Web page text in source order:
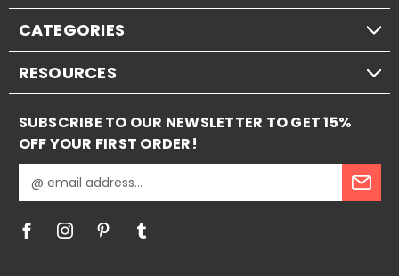
CATEGORIES
RESOURCES
SUBSCRIBE TO OUR NEWSLETTER TO GET 15%
OFF YOUR FIRST ORDER!
m